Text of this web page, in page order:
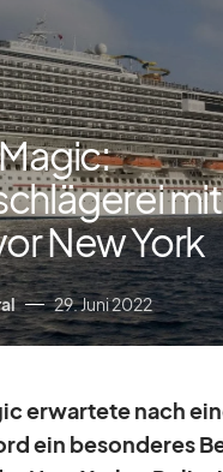
New York
29. Juni 2022
er­war­tete nach
ein be­son­de­res